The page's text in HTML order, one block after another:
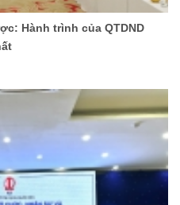
Hành trình của QTDND